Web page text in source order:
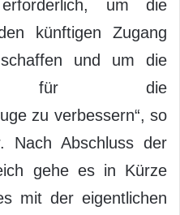
um die
künftigen Zugang
und um die
für die
zu verbessern“, so
Nach Abschluss der
gehe es in Kürze
mit der eigentlichen